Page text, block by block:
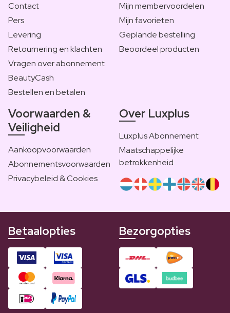
Contact
Pers
Levering
Retournering en klachten
Vragen over abonnement
BeautyCash
Bestellen en betalen
Mijn membervoordelen
Mijn favorieten
Geplande bestelling
Beoordeel producten
Voorwaarden &
Veiligheid
Aankoopvoorwaarden
Abonnementsvoorwaarden
Privacybeleid & Cookies
Over Luxplus
Luxplus Abonnement
Maatschappelijke
betrokkenheid
Betaalopties Bezorgopties